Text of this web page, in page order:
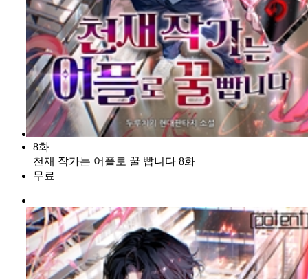
8화
천재 작가는 어플로 꿀 빱니다 8화
무료